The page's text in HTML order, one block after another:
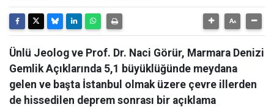
Ünlü Jeolog ve Prof. Dr. Naci Görür, Marmara Denizi
Gemlik Açıklarında 5,1 büyüklüğünde meydana
gelen ve başta İstanbul olmak üzere çevre illerden
de hissedilen deprem sonrası bir açıklama